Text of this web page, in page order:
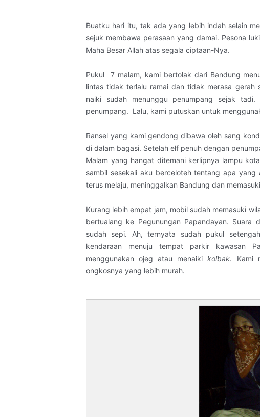
Buatku hari itu, tak ada yang lebih indah selain
sejuk membawa perasaan yang damai. Pesona
Maha Besar Allah atas segala ciptaan-Nya.
Pukul
7 malam, kami bertolak dari Bandung
lintas tidak terlalu ramai dan tidak merasa gerah
naiki sudah menunggu penumpang sejak
penumpang. Lalu, kami putuskan untuk
Ransel yang kami gendong dibawa oleh sang
di dalam bagasi. Setelah elf penuh dengan
Malam yang hangat ditemani kerlipnya lampu
sambil sesekali aku berceloteh tentang apa yang
terus melaju, meninggalkan Bandung dan
Kurang lebih empat jam, mobil sudah memasuki
bertualang ke Pegunungan Papandayan.
sudah sepi. Ah, ternyata sudah pukul
kendaraan menuju tempat parkir kawasan
menggunakan ojeg atau menaikikolbak. Kami
ongkosnya yang lebih murah.